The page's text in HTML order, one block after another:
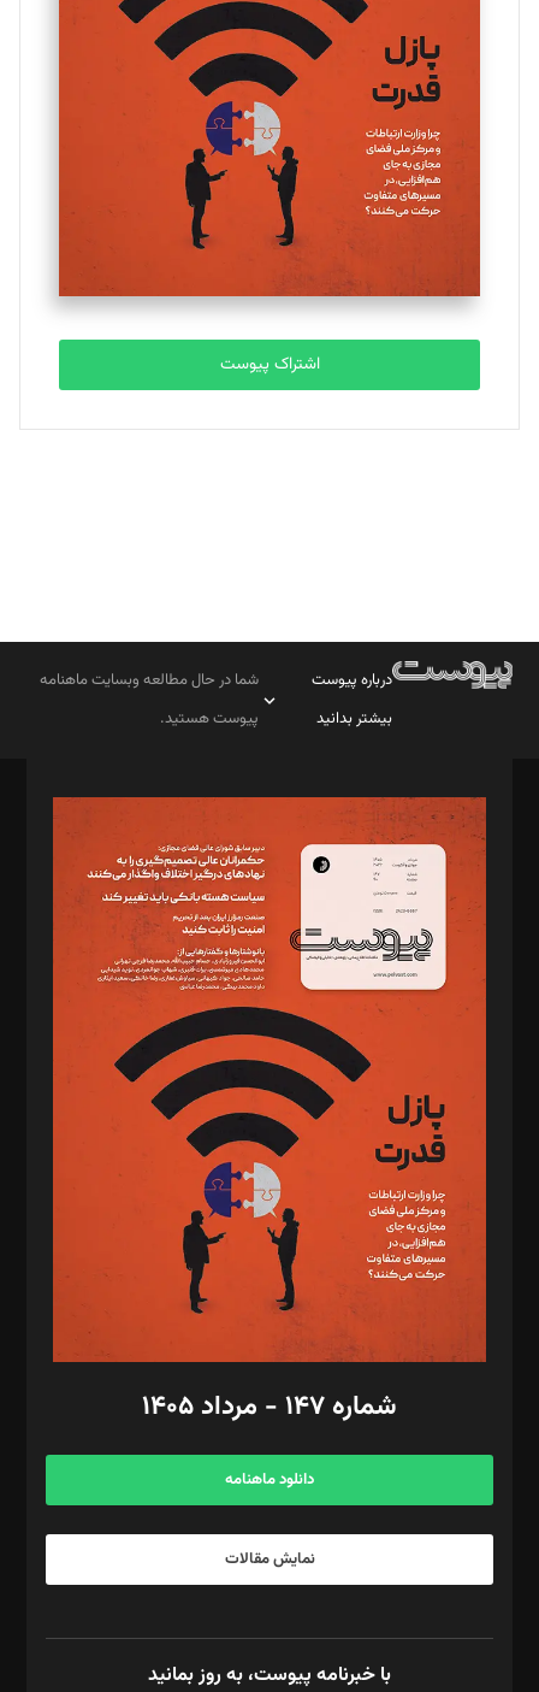
یسنا امان‌پور
تحریریه
ملینا جعفری
تحریریه
مصطفی مسجدی آرانی
تحریریه
بابک نقاش
تحریریه
اشتراک پیوست
درباره پیوست
بیشتر بدانید
شما در حال مطالعه وبسایت ماهنامه
پیوست هستید.
مدیر مسئول: محمدباقر اثنی‌عشری
سردبیر: مهرک محمودی
دبیر تحریریه: میثم قاسمی
د‌بیر ناداستان: سمانه سمیع
د‌بیر خدمت و تجارت: ابوالفضل رجبی
د‌بیر حقوق فناوری: حسام‌الدین ایپکچی
د‌بیر پیوست جهان: مینا پاکدل
د‌بیر تحریریه آنلاین: بابک نقاش
تحریریه‌: مجتبی محمود‌ی، آرش برهمند، یسنا امان‌پور، سروش کرمیان،
مصطفی مسجدی آرانی، ابوالفضل رجبی، زهرا فکرانه، فائزه فتحی
رستمی،مصطفی باستان
ویرایش: نگار استاد‌‌آقا
طراح یونیفرم: مجید توکلی
فیلمبرداری و عکاسی: امیر شفیعی، مانی لطفی زاده
گرافیک و صفحه‌آرایی: سید‌سبحان‌علی ثابت
مد‌یر توسعه تجاری: کامبیز برید‌
امور مالی: شاپور رهبری، محمد‌ کاظمی‌نیا
آگهی و مشترکین: ۰۹۱۹۹۹۹۰۴۵۴
شماره ۱۴۷ - مرداد ۱۴۰۵
دانلود ماهنامه
نمایش مقالات
با خبرنامه پیوست، به روز بمانید